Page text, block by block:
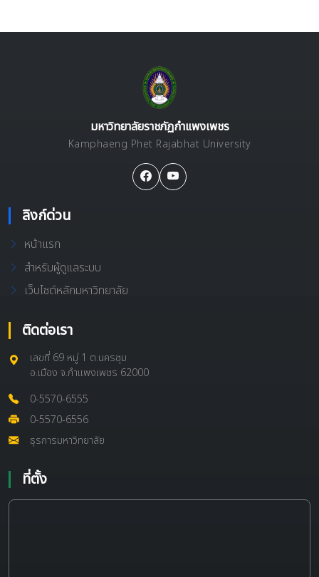
มหาวิทยาลัยราชภัฏกำแพงเพชร
Kamphaeng Phet Rajabhat University
ลิงก์ด่วน
หน้าแรก
สำหรับผู้ดูแลระบบ
เว็บไซต์หลักมหาวิทยาลัย
ติดต่อเรา
เลขที่ 69 หมู่ 1 ต.นครชุม
อ.เมือง จ.กำแพงเพชร 62000
0-5570-6555
0-5570-6556
ธุรการมหาวิทยาลัย
ที่ตั้ง